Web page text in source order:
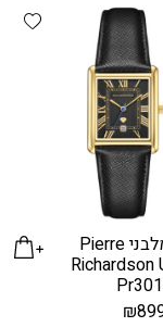
שעון מלבני Pierre
Richardson
₪